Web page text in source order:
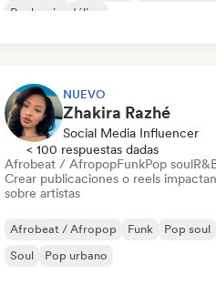
Rock psicodélico
NUEVO
Zhakira Razhé
Social Media Influencer
< 100 respuestas dadas
Afrobeat / AfropopFunkPop soul
Crear publicaciones o reels
sobre artistas
Afrobeat / Afropop Funk Pop soul
Soul
Pop urbano